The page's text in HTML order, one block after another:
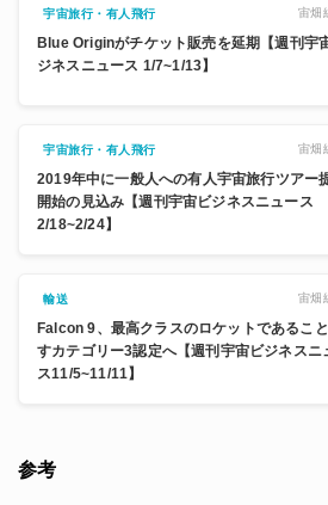
宇宙旅行・有人飛行 宙畑
Blue Originがチケット販売を延期【週刊宇
ジネスニュース 1/7~1/13】
宇宙旅行・有人飛行 宙畑
2019年中に一般人への有人宇宙旅行ツアー
開始の見込み【週刊宇宙ビジネスニュース
2/18~2/24】
輸送 宙畑
Falcon 9、最高クラスのロケットであるこ
すカテゴリー3認定へ【週刊宇宙ビジネスニ
ス11/5~11/11】
参考